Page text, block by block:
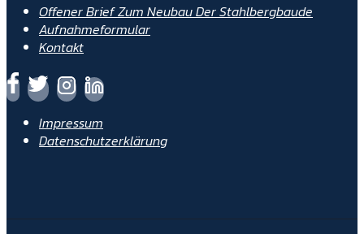
Offener Brief Zum Neubau Der Stahlbergbaude
Aufnahmeformular
Kontakt
Impressum
Datenschutzerklärung